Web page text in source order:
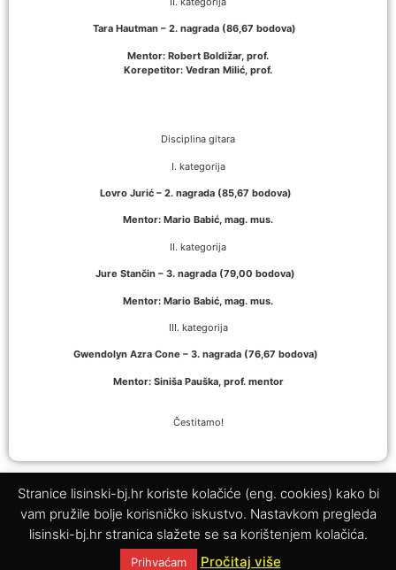
Tara Hautman – 2. nagrada (86,67 bodova)
Mentor: Robert Boldižar, prof.
Korepetitor: Vedran Milić, prof.
Disciplina gitara
I. kategorija
Lovro Jurić – 2. nagrada (85,67 bodova)
Mentor: Mario Babić, mag. mus.
II. kategorija
Jure Stančin – 3. nagrada (79,00 bodova)
Mentor: Mario Babić, mag. mus.
III. kategorija
Gwendolyn Azra Cone – 3. nagrada (76,67 bodova)
Mentor: Siniša Pauška, prof. mentor
Čestitamo!
PRETHODNO SLJEDEĆE
Najavljujemo radionicu za gitariste i koncert Ozrena Mutaka
© 2025. Glazbena škola Vatroslava Lisinskog Bjelovar
Stranice lisinski-bj.hr koriste kolačiće (eng. cookies) kako bi
vam pružile bolje korisničko iskustvo. Nastavkom pregleda
lisinski-bj.hr stranica slažete se sa korištenjem kolačića.
Prihvaćam Pročitaj više